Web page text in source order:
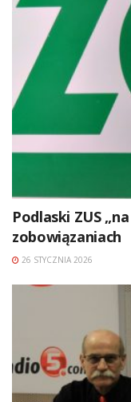
Podlaski ZUS
zobowiązaniach
26 STYCZNIA 2026